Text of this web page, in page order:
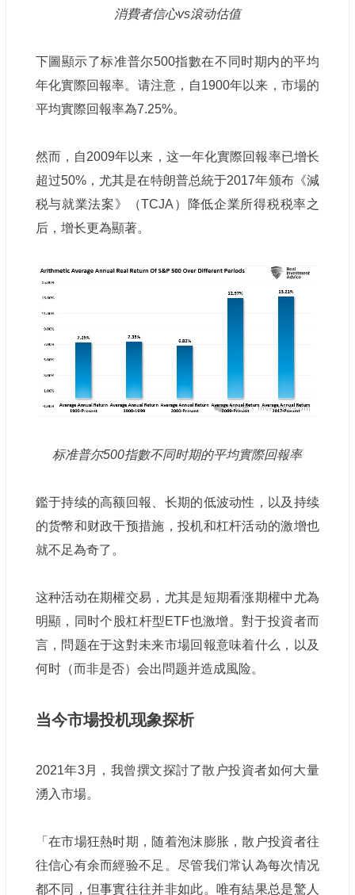
消費者信心vs滾动估值
下圖顯示了标准普尔500指數在不同时期内的平均
年化實際回報率。请注意，自1900年以来，市場的
平均實際回報率為7.25%。
然而，自2009年以来，这一年化實際回報率已增长
超过50%，尤其是在特朗普总統于2017年颁布《減
税与就業法案》（TCJA）降低企業所得税税率之
后，增长更為顯著。
标准普尔500指數不同时期的平均實際回報率
鑑于持续的高额回報、长期的低波动性，以及持续
的货幣和财政干预措施，投机和杠杆活动的激增也
就不足為奇了。
这种活动在期權交易，尤其是短期看涨期權中尤為
明顯，同时个股杠杆型ETF也激增。對于投資者而
言，問题在于这對未来市場回報意味着什么，以及
何时（而非是否）会出問题并造成風险。
当今市場投机现象探析
2021年3月，我曾撰文探討了散户投資者如何大量
湧入市場。
「在市場狂熱时期，随着泡沫膨胀，散户投資者往
往信心有余而經验不足。尽管我们常认為每次情况
都不同，但事實往往并非如此。唯有結果总是驚人